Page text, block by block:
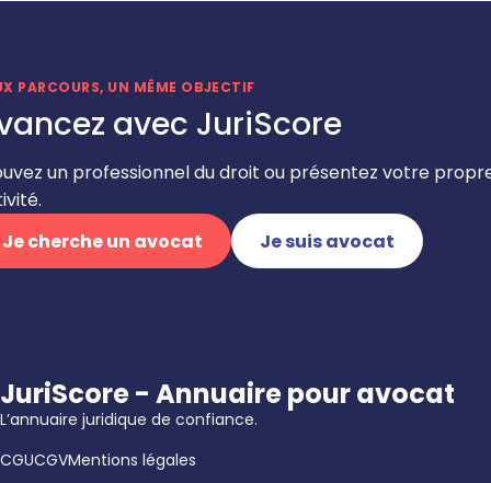
PARCOURS, UN MÊME OBJECTIF
avec JuriScore
un professionnel du droit ou présentez votre
Je cherche un avocat
Je suis avocat
JuriScore - Annuaire pour avocat
L’annuaire juridique de confiance.
CGUCGVMentions légales